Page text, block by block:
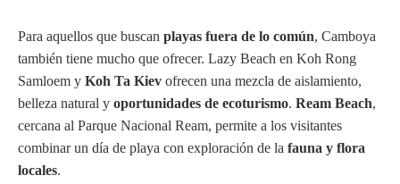
Para aquellos que buscan playas fuera de lo común, Camboya
también tiene mucho que ofrecer. Lazy Beach en Koh Rong
Samloem y Koh Ta Kiev ofrecen una mezcla de aislamiento,
belleza natural y oportunidades de ecoturismo. Ream Beach,
cercana al Parque Nacional Ream, permite a los visitantes
combinar un día de playa con exploración de la fauna y flora
locales.